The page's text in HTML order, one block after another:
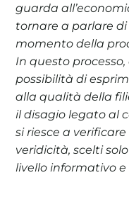
guarda
tornare a parlare
momento della
In questo
possibilità di
alla qualità della
il disagio legato al
si riesce a
veridicità, scelti
livello informativo e